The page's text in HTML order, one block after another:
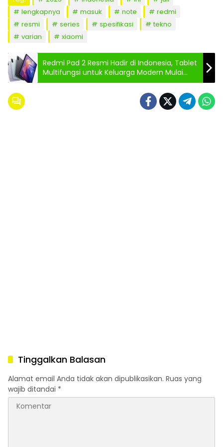
lengkapnya
masuk note
redmi
resmi
series spesifikasi
tekno
varian
xiaomi
Redmi Pad 2 Resmi Hadir di Indonesia, Tablet
Multifungsi untuk Keluarga Modern Mulai
Rp1,9 Juta
Tinggalkan Balasan
Alamat email Anda tidak akan dipublikasikan. Ruas yang
wajib ditandai *